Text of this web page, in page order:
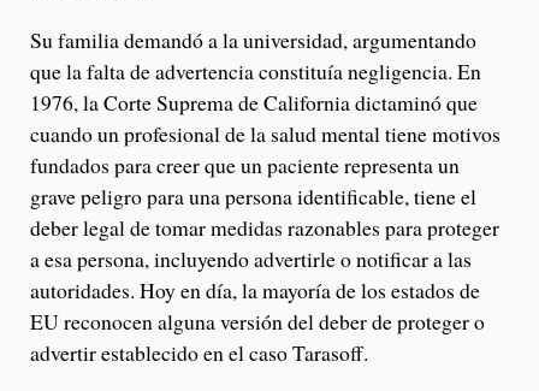
Su familia demandó a la universidad, argumentando
que la falta de advertencia constituía negligencia. En
1976, la Corte Suprema de California dictaminó que
cuando un profesional de la salud mental tiene motivos
fundados para creer que un paciente representa un
grave peligro para una persona identificable, tiene el
deber legal de tomar medidas razonables para proteger
a esa persona, incluyendo advertirle o notificar a las
autoridades. Hoy en día, la mayoría de los estados de
EU reconocen alguna versión del deber de proteger o
advertir establecido en el caso Tarasoff.